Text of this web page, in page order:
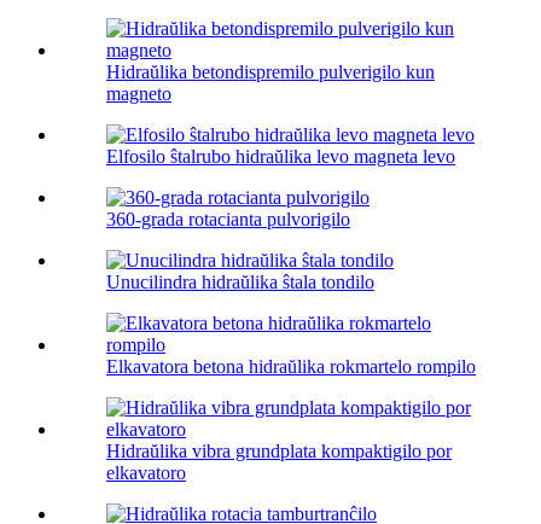
Hidraŭlika betondispremilo pulverigilo kun
magneto
Elfosilo ŝtalrubo hidraŭlika levo magneta levo
360-grada rotacianta pulvorigilo
Unucilindra hidraŭlika ŝtala tondilo
Elkavatora betona hidraŭlika rokmartelo rompilo
Hidraŭlika vibra grundplata kompaktigilo por
elkavatoro